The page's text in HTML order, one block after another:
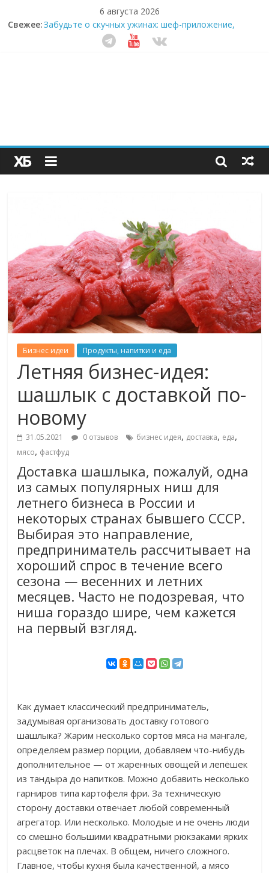
6 августа 2026
Свежее:Забудьте о скучных ужинах: шеф-приложение,
которое видит вашу еду насквозь
Небо зовёт: как бизнес на полётах дронов и
Секрет супергидратации: почему кокосовая вода с
пребиотиками становится главным трендом
здорового питания
Бизнес идеи Продукты, напитки и еда
Летняя бизнес-идея:
шашлык с доставкой по-
новому
31.05.2021 0 отзывов бизнес идея, доставка, еда,
мясо, фастфуд
Доставка шашлыка, пожалуй, одна
из самых популярных ниш для
летнего бизнеса в России и
некоторых странах бывшего СССР.
Выбирая это направление,
предприниматель рассчитывает на
хороший спрос в течение всего
сезона — весенних и летних
месяцев. Часто не подозревая, что
ниша гораздо шире, чем кажется
на первый взгляд.
Как думает классический предприниматель,
задумывая организовать доставку готового
шашлыка? Жарим несколько сортов мяса на мангале,
определяем размер порции, добавляем что-нибудь
дополнительное — от жаренных овощей и лепёшек
из тандыра до напитков. Можно добавить несколько
гарниров типа картофеля фри. За техническую
сторону доставки отвечает любой современный
агрегатор. Или несколько. Молодые и не очень люди
со смешно большими квадратными рюкзаками ярких
расцветок на плечах. В общем, ничего сложного.
Главное, чтобы кухня была качественной, а мясо